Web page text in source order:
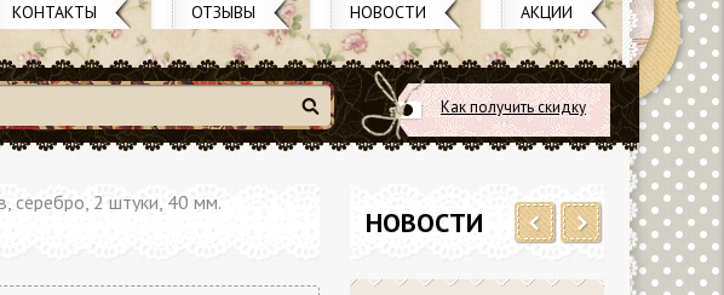
КОНТАКТЫ ОТЗЫВЫ НОВОСТИ АКЦИИ
Как получить скидку
Найти
НОВОСТИ
серебро, 2 штуки, 40 мм.